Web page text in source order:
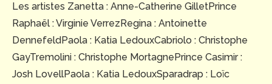
Les artistes Zanetta : Anne-Catherine GilletPrince
Raphaël : Virginie VerrezRegina : Antoinette
DennefeldPaola : Katia LedouxCabriolo : Christophe
GayTremolini : Christophe MortagnePrince Casimir :
Josh LovellPaola : Katia LedouxSparadrap : Loïc